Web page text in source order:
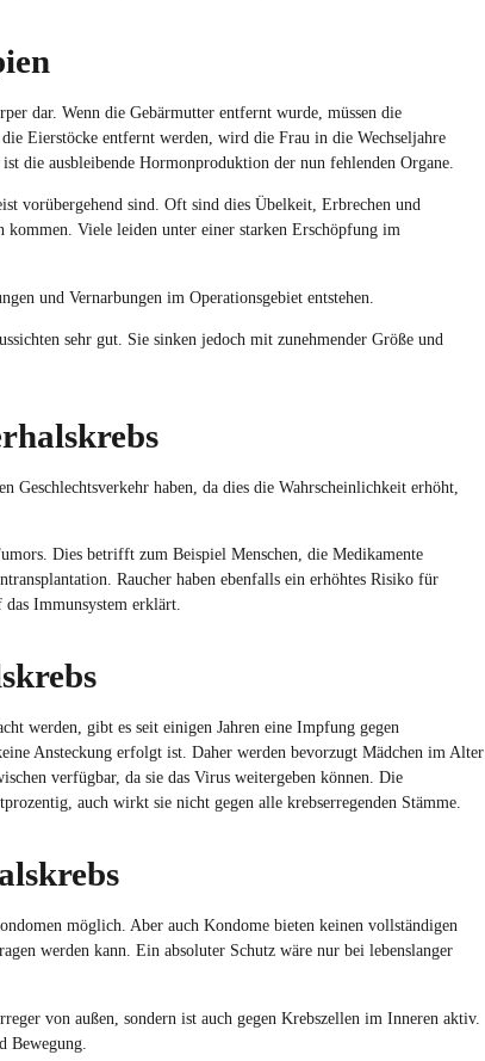
dar. Wenn die Gebärmutter entfernt wurde, müssen die
Eierstöcke entfernt werden, wird die Frau in die Wechseljahre
die ausbleibende Hormonproduktion der nun fehlenden Organe.
vorübergehend sind. Oft sind dies Übelkeit, Erbrechen und
Viele leiden unter einer starken Erschöpfung im
und Vernarbungen im Operationsgebiet entstehen.
sehr gut. Sie sinken jedoch mit zunehmender Größe und
Geschlechtsverkehr haben, da dies die Wahrscheinlichkeit erhöht,
Dies betrifft zum Beispiel Menschen, die Medikamente
Raucher haben ebenfalls ein erhöhtes Risiko für
das Immunsystem erklärt.
werden, gibt es seit einigen Jahren eine Impfung gegen
Ansteckung erfolgt ist. Daher werden bevorzugt Mädchen im Alter
verfügbar, da sie das Virus weitergeben können. Die
, auch wirkt sie nicht gegen alle krebserregenden Stämme.
möglich. Aber auch Kondome bieten keinen vollständigen
werden kann. Ein absoluter Schutz wäre nur bei lebenslanger
von außen, sondern ist auch gegen Krebszellen im Inneren aktiv.
Bewegung.